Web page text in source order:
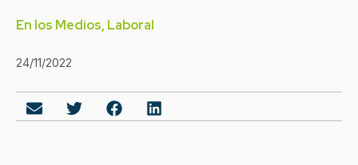
En los Medios, Laboral
24/11/2022